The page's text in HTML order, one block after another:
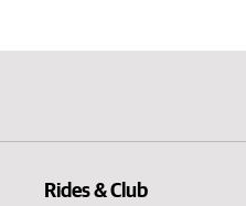
Rides & Club